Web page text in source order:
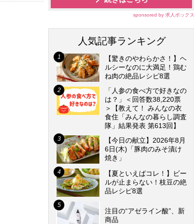
sponsored by 求人ボックス
人気記事ランキング
【驚きのやわらかさ！】ヘ
ルシーなのに大満足！鶏む
ね肉の絶品レシピ8選
「人参の食べ方で好きなの
は？」＜回答数38,220票
＞【教えて！ みんなの衣
食住「みんなの暮らし調査
隊」結果発表 第613回】
【今日の献立】2026年8月
6日(木)「豚肉のみそ漬け
焼き」
【夏といえばコレ！】ビー
ルが止まらない！枝豆の絶
品レシピ8選
注目の“アゼライン酸”、新
商品